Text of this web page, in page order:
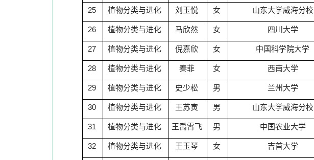
25 植物分类与进化 刘玉悦 女 山东大学威海分校
26 植物分类与进化 马欣然 女 四川大学
27 植物分类与进化 倪嘉欣 女 中国科学院大学
28 植物分类与进化 秦菲 女 西南大学
29 植物分类与进化 史少松 男 兰州大学
30 植物分类与进化 王苏寅 男 山东大学威海分校
31 植物分类与进化 王禹霄飞 男 中国农业大学
32 植物分类与进化 王玉琴 女 吉首大学